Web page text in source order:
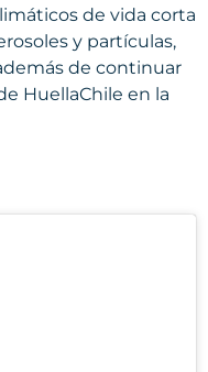
de vida corta
y partículas,
de continuar
HuellaChile en la